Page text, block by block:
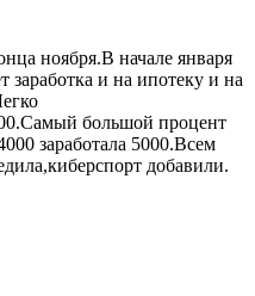
ноября.В начале января
заработка и на ипотеку и на
большой процент
заработала 5000.Всем
добавили.